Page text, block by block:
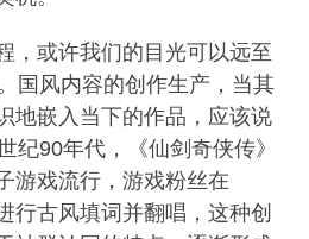
或许我们的目光可以远至
国风内容的创作生产，当其
地嵌入当下的作品，应该说
纪90年代，《仙剑奇侠传》
游戏流行，游戏粉丝在
行古风填词并翻唱，这种创